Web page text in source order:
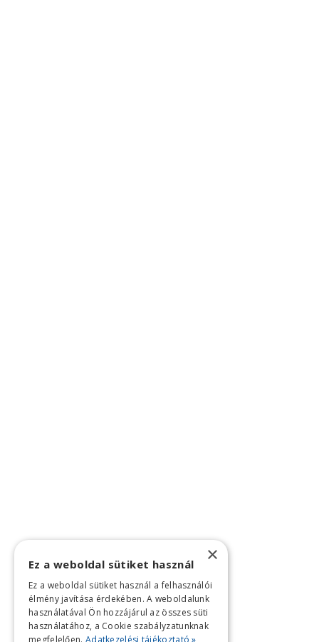
×
Ez a weboldal sütiket használ
Ez a weboldal sütiket használ a felhasználói
élmény javítása érdekében. A weboldalunk
használatával Ön hozzájárul az összes süti
használatához, a Cookie szabályzatunknak
megfelelően. Adatkezelési tájékoztató »